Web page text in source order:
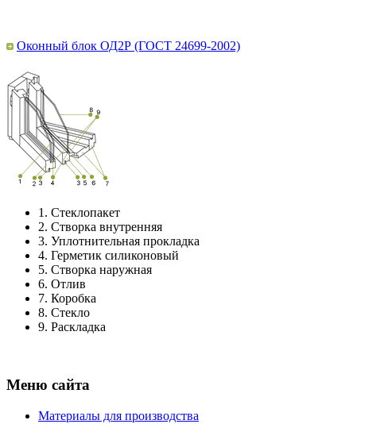
Оконный блок ОД2Р (ГОСТ 24699-2002)
1. Стеклопакет
2. Створка внутренняя
3. Уплотнительная прокладка
4. Герметик силиконовый
5. Створка наружная
6. Отлив
7. Коробка
8. Стекло
9. Раскладка
Меню сайта
Материалы для производства